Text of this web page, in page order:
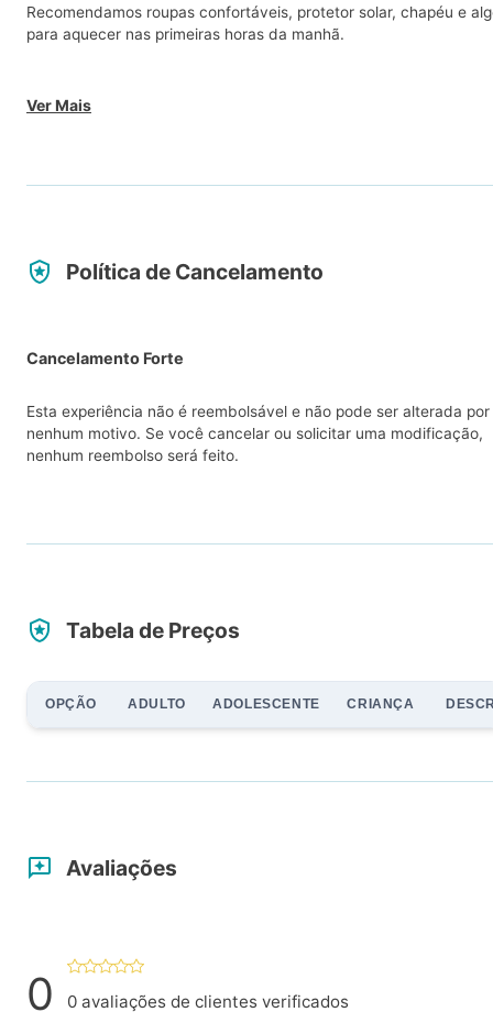
Recomendamos roupas confortáveis, protetor solar, chapéu e
para aquecer nas primeiras horas da manhã.
Ver Mais
Política de Cancelamento
Cancelamento Forte
Esta experiência não é reembolsável e não pode ser alterada por
nenhum motivo. Se você cancelar ou solicitar uma modificação,
nenhum reembolso será feito.
Tabela de Preços
OPÇÃO ADULTO ADOLESCENTE CRIANÇA
Avaliações
0 0 avaliações de clientes verificados